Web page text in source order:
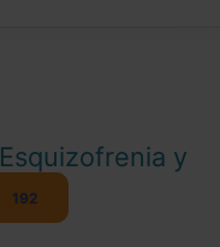
Esquizofrenia y
192